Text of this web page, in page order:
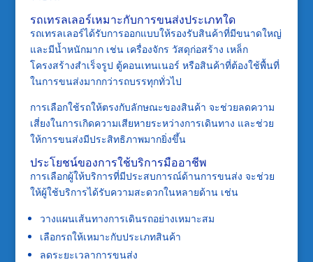
รถเทรลเลอร์เหมาะกับการขนส่งประเภทใด
รถเทรลเลอร์ได้รับการออกแบบให้รองรับสินค้าที่มีขนาดใหญ่
และมีน้ำหนักมาก เช่น เครื่องจักร วัสดุก่อสร้าง เหล็ก
โครงสร้างสำเร็จรูป ตู้คอนเทนเนอร์ หรือสินค้าที่ต้องใช้พื้นที่
ในการขนส่งมากกว่ารถบรรทุกทั่วไป
การเลือกใช้รถให้ตรงกับลักษณะของสินค้า จะช่วยลดความ
เสี่ยงในการเกิดความเสียหายระหว่างการเดินทาง และช่วย
ให้การขนส่งมีประสิทธิภาพมากยิ่งขึ้น
ประโยชน์ของการใช้บริการมืออาชีพ
การเลือกผู้ให้บริการที่มีประสบการณ์ด้านการขนส่ง จะช่วย
ให้ผู้ใช้บริการได้รับความสะดวกในหลายด้าน เช่น
วางแผนเส้นทางการเดินรถอย่างเหมาะสม
เลือกรถให้เหมาะกับประเภทสินค้า
ลดระยะเวลาการขนส่ง